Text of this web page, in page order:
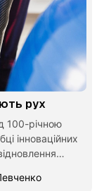
рух
100-річною
інноваційних